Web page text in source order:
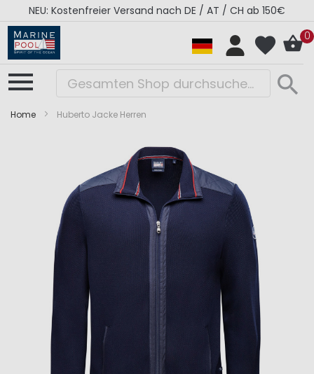
NEU: Kostenfreier Versand nach DE / AT / CH ab 150€
0
Home Huberto Jacke Herren
Bildergalerie
springen
Bildergalerie
springen